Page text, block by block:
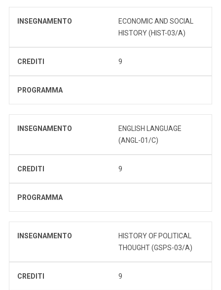
INSEGNAMENTO
ECONOMIC AND SOCIAL
HISTORY (HIST-03/A)
CREDITI 9
PROGRAMMA
INSEGNAMENTO
ENGLISH LANGUAGE
(ANGL-01/C)
CREDITI 9
PROGRAMMA
INSEGNAMENTO
HISTORY OF POLITICAL
THOUGHT (GSPS-03/A)
CREDITI 9